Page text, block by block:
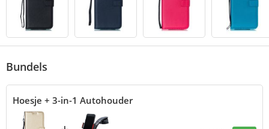
Bundels
Hoesje + 3-in-1 Autohouder